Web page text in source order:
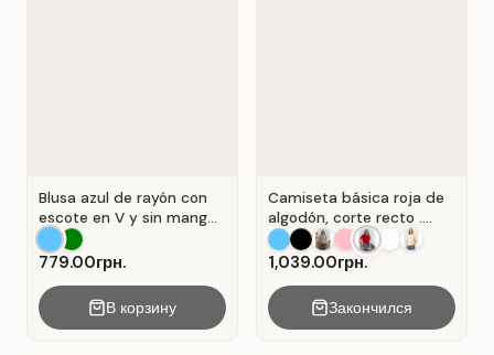
Blusa azul de rayón con
escote en V y sin mangas
. Azul.
779.00грн.
В корзину
Camiseta básica roja de
algodón, corte recto .
Rojo.
1,039.00грн.
Закончился